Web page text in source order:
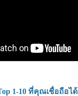
1-10 ที่คุณเชื่อถือได้